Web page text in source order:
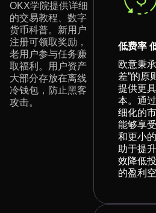
OKX学院提供详细
的交易教程、数字
货币科普。新用户
注册可领取奖励，
老用户参与任务赚
取福利。用户资产
大部分存放在离线
冷钱包，防止黑客
攻击。
低费率
欧意秉
差”的原
提供更
本。通
细化的
能够享
和更小
助于提
效降低
的盈利空